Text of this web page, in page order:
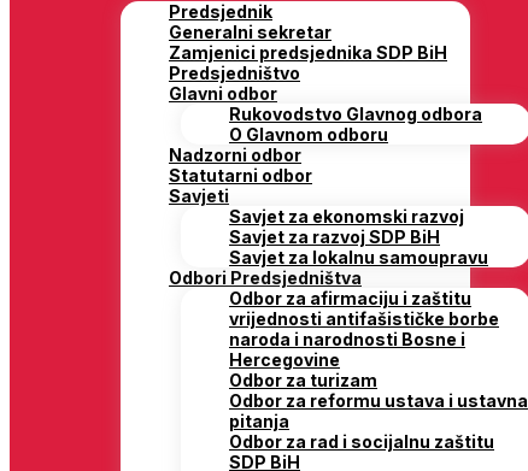
Predsjednik
Generalni sekretar
Zamjenici predsjednika SDP BiH
Predsjedništvo
Glavni odbor
Rukovodstvo Glavnog odbora
O Glavnom odboru
Nadzorni odbor
Statutarni odbor
Savjeti
Savjet za ekonomski razvoj
Savjet za razvoj SDP BiH
Savjet za lokalnu samoupravu
Odbori Predsjedništva
Odbor za afirmaciju i zaštitu
vrijednosti antifašističke borbe
naroda i narodnosti Bosne i
Hercegovine
Odbor za turizam
Odbor za reformu ustava i ustavna
pitanja
Odbor za rad i socijalnu zaštitu
SDP BiH